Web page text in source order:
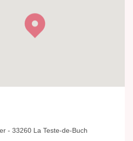
- 33260 La Teste-de-Buch